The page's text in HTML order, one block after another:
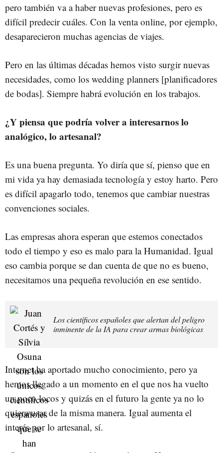
pero también va a haber nuevas profesiones, pero es
difícil predecir cuáles. Con la venta online, por ejemplo,
desaparecieron muchas agencias de viajes.
Pero en las últimas décadas hemos visto surgir nuevas
necesidades, como los wedding planners [planificadores
de bodas]. Siempre habrá evolución en los trabajos.
¿Y piensa que podría volver a interesarnos lo
analógico, lo artesanal?
Es una buena pregunta. Yo diría que sí, pienso que en
mi vida ya hay demasiada tecnología y estoy harto. Pero
es difícil apagarlo todo, tenemos que cambiar nuestras
convenciones sociales.
Las empresas ahora esperan que estemos conectados
todo el tiempo y eso es malo para la Humanidad. Igual
eso cambia porque se dan cuenta de que no es bueno,
necesitamos una pequeña revolución en ese sentido.
Los científicos españoles que alertan del peligro
inminente de la IA para crear armas biológicas
Internet ha aportado mucho conocimiento, pero ya
hemos llegado a un momento en el que nos ha vuelto
un poco locos y quizás en el futuro la gente ya no lo
quiera usar de la misma manera. Igual aumenta el
interés por lo artesanal, sí.